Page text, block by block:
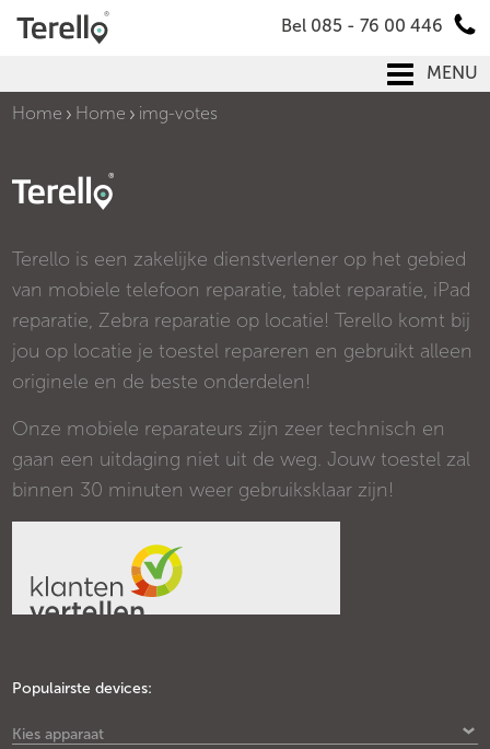
Bel 085 - 76 00 446
MENU
Home
Home img-votes
Terello is een zakelijke dienstverlener op het gebied
van mobiele telefoon reparatie, tablet reparatie, iPad
reparatie, Zebra reparatie op locatie! Terello komt bij
jou op locatie je toestel repareren en gebruikt alleen
originele en de beste onderdelen!
Onze mobiele reparateurs zijn zeer technisch en
gaan een uitdaging niet uit de weg. Jouw toestel zal
binnen 30 minuten weer gebruiksklaar zijn!
Populairste devices:
Kies apparaat